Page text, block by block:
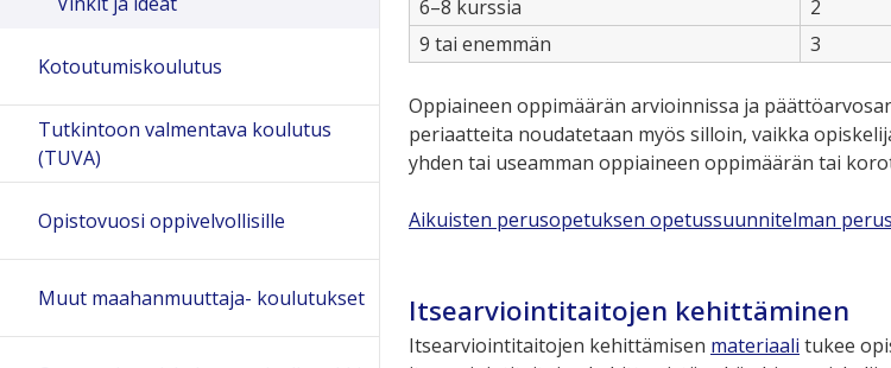
6–8 kurssia
2
9 tai enemmän
3
Oppiaineen oppimäärän arvioinnissa ja
periaatteita noudatetaan myös silloin, vaikka
yhden tai useamman oppiaineen oppimäärän tai
Aikuisten perusopetuksen opetussuunnitelman
Itsearviointitaitojen kehittäminen
Itsearviointitaitojen kehittämisen materiaali tukee
Kotoutumiskoulutus
Tutkintoon valmentava koulutus
(TUVA)
Opistovuosi oppivelvollisille
Muut maahanmuuttaja- koulutukset